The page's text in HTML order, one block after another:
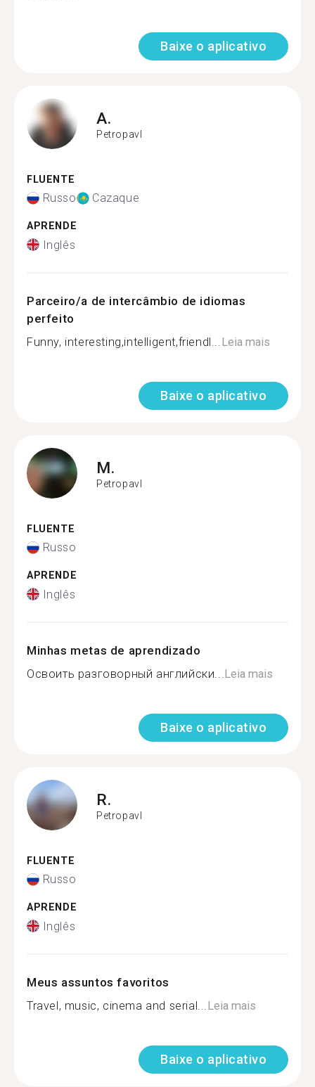
Baixe o aplicativo
A.
Petropavl
FLUENTE
Russo Cazaque
APRENDE
Inglês
Parceiro/a de intercâmbio de idiomas
perfeito
Funny, interesting,intelligent,friendl... Leia mais
Baixe o aplicativo
M.
Petropavl
FLUENTE
Russo
APRENDE
Inglês
Minhas metas de aprendizado
Освоить разговорный английски... Leia mais
Baixe o aplicativo
R.
Petropavl
FLUENTE
Russo
APRENDE
Inglês
Meus assuntos favoritos
Travel, music, cinema and serial... Leia mais
Baixe o aplicativo